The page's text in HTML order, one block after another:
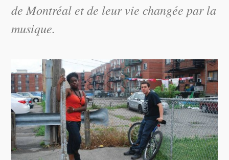
de Montréal et de leur vie changée par la
musique.